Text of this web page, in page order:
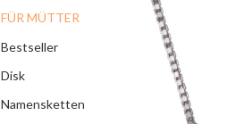
FÜR MÜTTER
Bestseller
Disk
Namensketten